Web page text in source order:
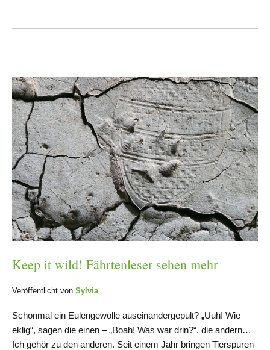
Keep it wild! Fährtenleser sehen mehr
Veröffentlicht von Sylvia
Schonmal ein Eulengewölle auseinandergepult? „Uuh! Wie
eklig“, sagen die einen – „Boah! Was war drin?“, die andern…
Ich gehör zu den anderen. Seit einem Jahr bringen Tierspuren